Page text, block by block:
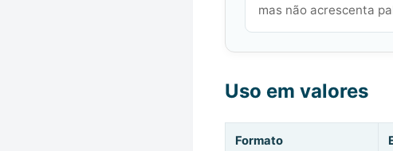
mas não acrescenta
Uso em valores
Formato